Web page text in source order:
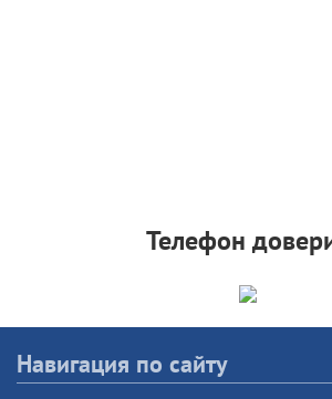
Телефон
Навигация по сайту